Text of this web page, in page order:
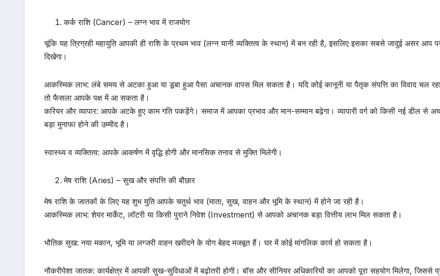
कर्क राशि (Cancer) – लग्न भाव में राजयोग
चूंकि यह त्रिग्रही महायुति आपकी ही राशि के प्रथम भाव (लग्न यानी व्यक्तित्व के स्थान) में बन रही है, इसलिए इसका सबसे जादुई असर आप
दिखेगा।
आकस्मिक लाभ: लंबे समय से अटका हुआ या डूबा हुआ पैसा अचानक वापस मिल सकता है। यदि कोई कानूनी या पैतृक संपत्ति का विवाद चल
तो फैसला आपके पक्ष में आ सकता है।
करियर और व्यापार: आपके अटके हुए काम गति पकड़ेंगे। समाज में आपका प्रभाव और मान-सम्मान बढ़ेगा। व्यापारी वर्ग को किसी नई डील से
बड़ा मुनाफा होने की उम्मीद है।
स्वास्थ्य व व्यक्तित्व: आपके आकर्षण में वृद्धि होगी और मानसिक तनाव से मुक्ति मिलेगी।
मेष राशि (Aries) – सुख और संपत्ति की बौछार
मेष राशि के जातकों के लिए यह शुभ युति आपके चतुर्थ भाव (माता, सुख, वाहन और भूमि के स्थान) में होने जा रही है।
आकस्मिक लाभ: शेयर मार्केट, लॉटरी या किसी पुराने निवेश (Investment) से आपको अचानक बड़ा वित्तीय लाभ मिल सकता है।
भौतिक सुख: नया मकान, भूमि या लग्जरी वाहन खरीदने के योग बेहद मजबूत हैं। घर में कोई मांगलिक कार्य हो सकता है।
नौकरीपेशा जातक: कार्यक्षेत्र में आपकी सुख-सुविधाओं में बढ़ोतरी होगी। बॉस और सीनियर अधिकारियों का आपको पूरा सहयोग मिलेगा, जिससे